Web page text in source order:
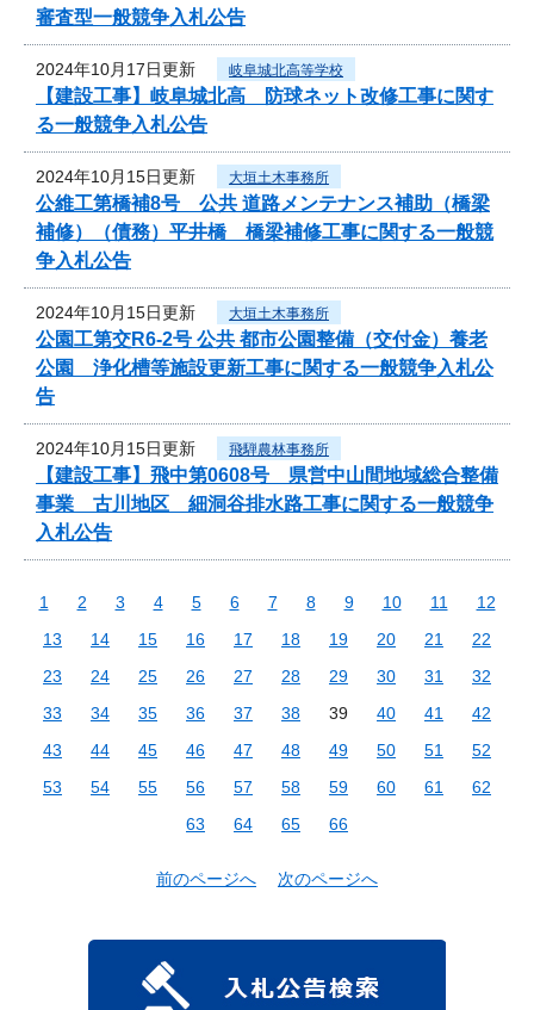
審査型一般競争入札公告
2024年10月17日更新 岐阜城北高等学校
【建設工事】岐阜城北高 防球ネット改修工事に関す
る一般競争入札公告
2024年10月15日更新 大垣土木事務所
公維工第橋補8号 公共 道路メンテナンス補助（橋梁
補修）（債務）平井橋 橋梁補修工事に関する一般競
争入札公告
2024年10月15日更新 大垣土木事務所
公園工第交R6-2号 公共 都市公園整備（交付金）養老
公園 浄化槽等施設更新工事に関する一般競争入札公
告
2024年10月15日更新 飛騨農林事務所
【建設工事】飛中第0608号 県営中山間地域総合整備
事業 古川地区 細洞谷排水路工事に関する一般競争
入札公告
1 2 3 4 5 6 7 8 9 10 11
12
13
14 15 16 17 18 19 20 21
22
23
24 25 26 27 28 29 30 31
32
33
34 35 36 37 38 39 40 41
42
43
44 45 46 47 48 49 50 51
52
53
54 55 56 57 58 59 60 61
62
63
64 65 66
前のページへ 次のページへ